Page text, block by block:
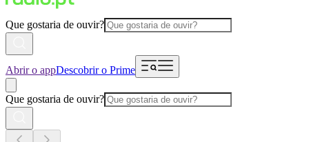
Que gostaria de ouvir?
Abrir o appDescobrir o Prime
Que gostaria de ouvir?